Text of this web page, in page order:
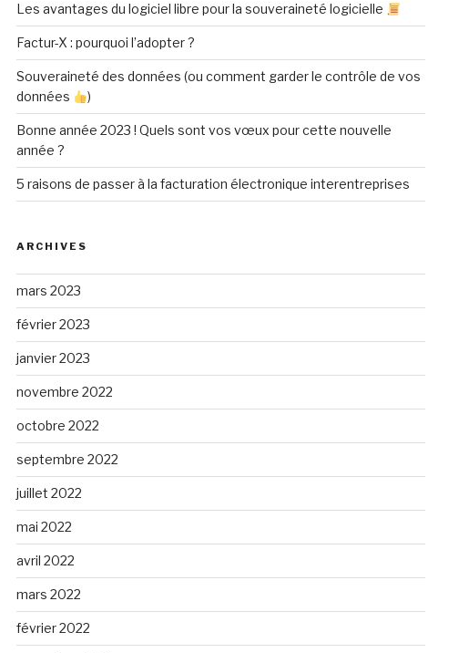
Les avantages du logiciel libre pour la souveraineté logicielle
Factur-X : pourquoi l’adopter ?
Souveraineté des données (ou comment garder le contrôle de vos
données
)
Bonne année 2023 ! Quels sont vos vœux pour cette nouvelle
année ?
5 raisons de passer à la facturation électronique interentreprises
ARCHIVES
mars 2023
février 2023
janvier 2023
novembre 2022
octobre 2022
septembre 2022
juillet 2022
mai 2022
avril 2022
mars 2022
février 2022